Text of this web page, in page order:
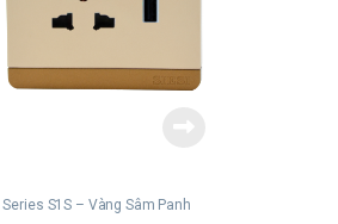
Series S1S – Vàng Sâm Panh